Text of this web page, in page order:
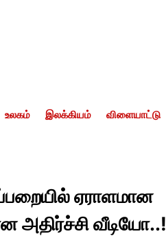
உலகம் இலக்கியம் விளையாட்டு
ஏராளமான
அதிர்ச்சி வீடியோ..!